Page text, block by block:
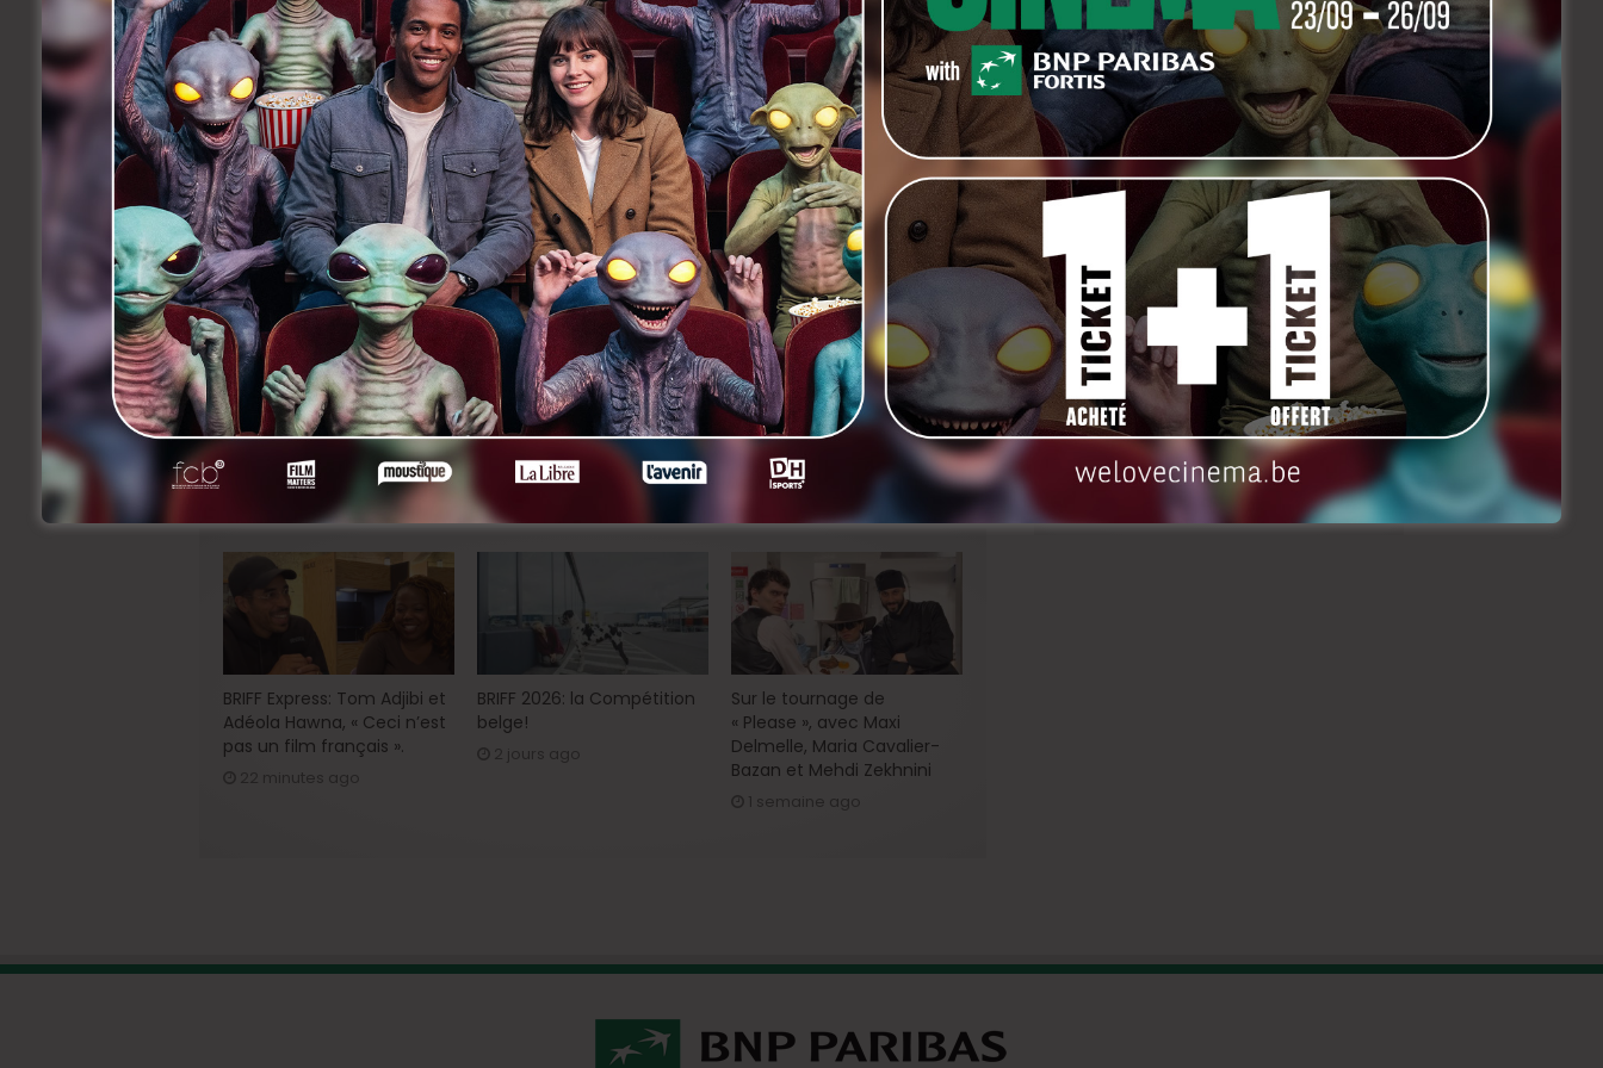
Kaos Films, la société qui réalise tout notre matériel vidéo, était présente jeudi soir à l’UGC
Toison d’Or et au Spirito pour capter la substantifique moelle de cet événement réjouissant.
Vous y étiez? Voilà un beau souvenir.
Vous avez manqué ça? Ne faites plus la même erreur la prochaine fois.
Colt .45 sort le 1eroctobre (distribué par O’Brother). Ceci devrait vous donner envie de le voir.
Share Facebook LinkedIn
Précedent
Coffee or not – City Burning
Next
Qui veut tourner avec Rachid
Bouchareb (Indigènes) ?
Related Articles
BRIFF Express: Tom Adjibi et
Adéola Hawna, « Ceci n’est
pas un film français ».
22 minutes ago
BRIFF 2026: la Compétition
belge!
2 jours ago
Sur le tournage de
« Please », avec Maxi
Delmelle, Maria Cavalier-
Bazan et Mehdi Zekhnini
1 semaine ago